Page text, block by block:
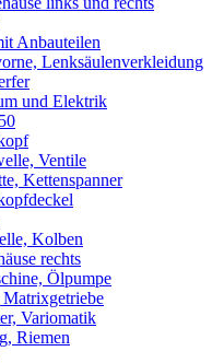
Anbauteilen
Lenksäulenverkleidung
und Elektrik
Ventile
Kettenspanner
Kolben
rechts
Ölpumpe
Matrixgetriebe
Variomatik
Riemen